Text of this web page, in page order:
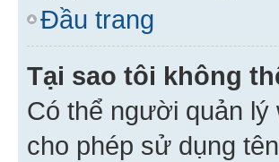
Đầu trang
Tại sao tôi không
Có thể người quản lý
cho phép sử dụng